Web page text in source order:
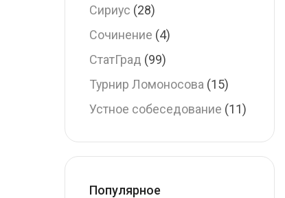
Сириус (28)
Сочинение (4)
СтатГрад (99)
Турнир Ломоносова (15)
Устное собеседование (11)
Популярное